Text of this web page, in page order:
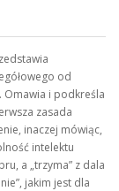
od
Omawia i podkreśla
zasada
inaczej mówiąc,
intelektu
a „trzyma” z dala
jakim jest dla